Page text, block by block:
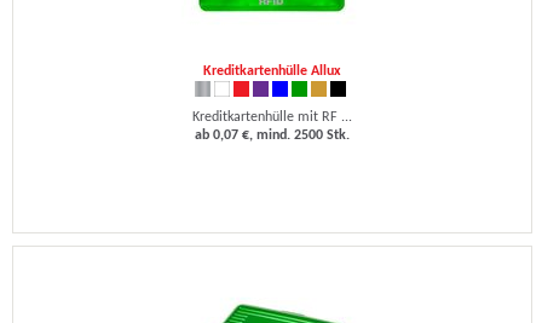
Kreditkartenhülle Allux
Kreditkartenhülle mit RF ...
ab 0,07 €, mind. 2500 Stk.